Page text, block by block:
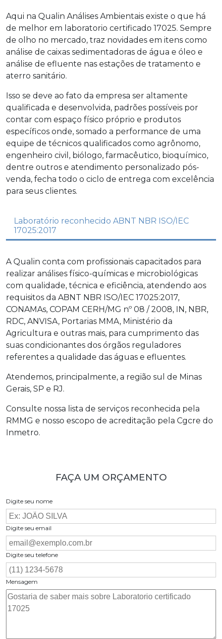
Aqui na Qualin Análises Ambientais existe o que há
de melhor em laboratorio certificado 17025. Sempre
de olho no mercado, traz novidades em itens como
análise de caixas sedimentadoras de água e óleo e
análise de efluente nas estações de tratamento e
aterro sanitário.
Isso se deve ao fato da empresa ser altamente
qualificada e desenvolvida, padrões possíveis por
contar com espaço físico próprio e produtos
específicos onde, somado a performance de uma
equipe de técnicos qualificados como agrônomo,
engenheiro civil, biólogo, farmacêutico, bioquímico,
dentre outros e atendimento personalizado pós-
venda, fecha todo o ciclo de entrega com excelência
para seus clientes.
Laboratório reconhecido ABNT NBR ISO/IEC
17025:2017
A Qualin conta com profissionais capacitados para
realizar análises físico-químicas e microbiológicas
com qualidade, técnica e eficiência, atendendo aos
requisitos da ABNT NBR ISO/IEC 17025:2017,
CONAMAs, COPAM CERH/MG nº 08 / 2008, IN, NBR,
RDC, ANVISA, Portarias MMA, Ministério da
Agricultura e outras mais, para cumprimento das
suas condicionantes dos órgãos reguladores
referentes a qualidade das águas e efluentes.
Atendemos, principalmente, a região sul de Minas
Gerais, SP e RJ.
Consulte nossa lista de serviços reconhecida pela
RMMG e nosso escopo de acreditação pela Cgcre do
Inmetro.
FAÇA UM ORÇAMENTO
Digite seu nome
Digite seu email
Digite seu telefone
Mensagem